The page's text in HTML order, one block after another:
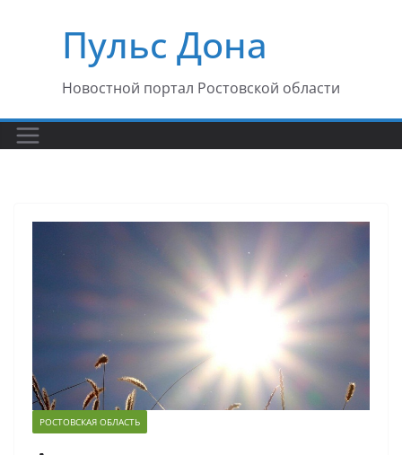
содержимомуПульс Дона
Новостной портал Ростовской области
РОСТОВСКАЯ ОБЛАСТЬ